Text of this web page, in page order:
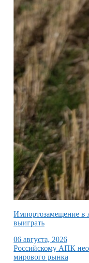
Импортозамещение в
выиграть
06 августа, 2026
Российскому АПК
мирового рынка